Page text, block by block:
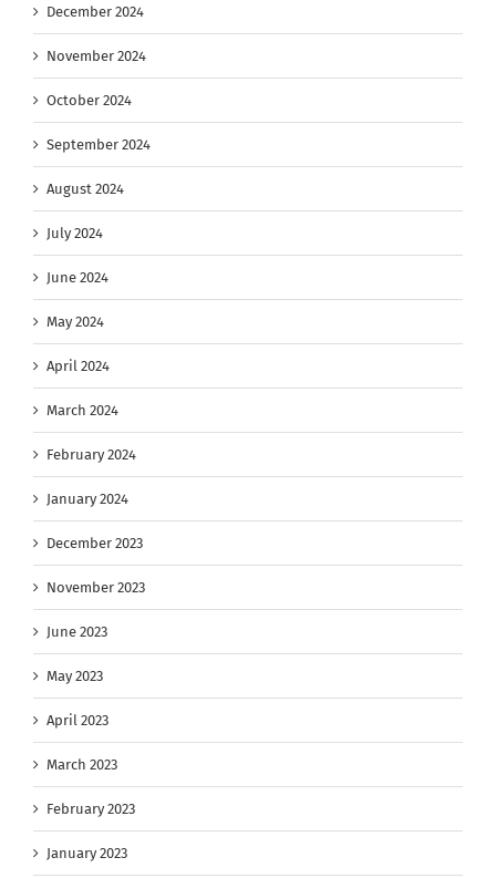
December 2024
November 2024
October 2024
September 2024
August 2024
July 2024
June 2024
May 2024
April 2024
March 2024
February 2024
January 2024
December 2023
November 2023
June 2023
May 2023
April 2023
March 2023
February 2023
January 2023